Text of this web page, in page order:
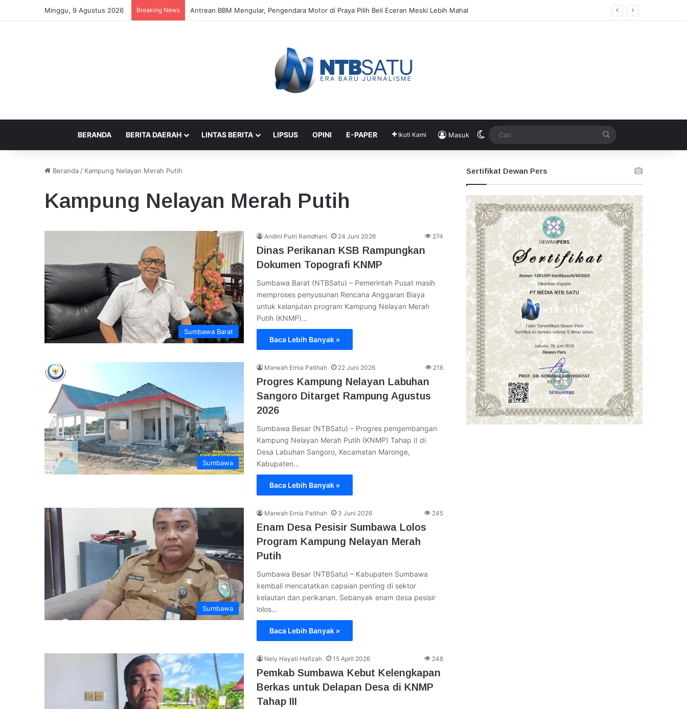
Minggu, 9 Agustus 2026 Breaking News Pengusaha Travel di Praya Sebut Antrean BBM Tak Ganggu Operasional
BERANDA BERITA DAERAH LINTAS BERITA LIPSUS OPINI E-PAPER Ikuti Kami Masuk Switch skin
Beranda / Kampung Nelayan Merah Putih
Kampung Nelayan Merah Putih
Sumbawa Barat
Andini Putri Ramdhani 24 Juni 2026 274
Dinas Perikanan KSB Rampungkan
Dokumen Topografi KNMP
Sumbawa Barat (NTBSatu) – Pemerintah Pusat masih
memproses penyusunan Rencana Anggaran Biaya
untuk kelanjutan program Kampung Nelayan Merah
Putih (KNMP)…
Baca Lebih Banyak »
Sumbawa
Marwah Ernia Patihah 22 Juni 2026 216
Progres Kampung Nelayan Labuhan
Sangoro Ditarget Rampung Agustus
2026
Sumbawa Besar (NTBSatu) – Progres pengembangan
Kampung Nelayan Merah Putih (KNMP) Tahap II di
Desa Labuhan Sangoro, Kecamatan Maronge,
Kabupaten…
Baca Lebih Banyak »
Sumbawa
Marwah Ernia Patihah 3 Juni 2026 245
Enam Desa Pesisir Sumbawa Lolos
Program Kampung Nelayan Merah
Putih
Sumbawa Besar (NTBSatu) – Kabupaten Sumbawa
kembali mencatatkan capaian penting di sektor
kelautan dan perikanan. Sebanyak enam desa pesisir
lolos…
Baca Lebih Banyak »
Nely Hayati Hafizah 15 April 2026 248
Pemkab Sumbawa Kebut Kelengkapan
Berkas untuk Delapan Desa di KNMP
Tahap III
Sertifikat Dewan Pers